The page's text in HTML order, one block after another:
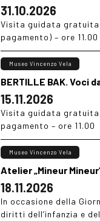
31.10.2026
Visita guidata gratuita
pagamento) – ore 11.00
BERTILLE BAK. Voci
15.11.2026
Museo Vincenzo Vela
Visita guidata
pagamento – ore 11.00
Atelier „Mineur
18.11.2026
Museo Vincenzo Vela
In occasione della
diritti dell’infanzia e